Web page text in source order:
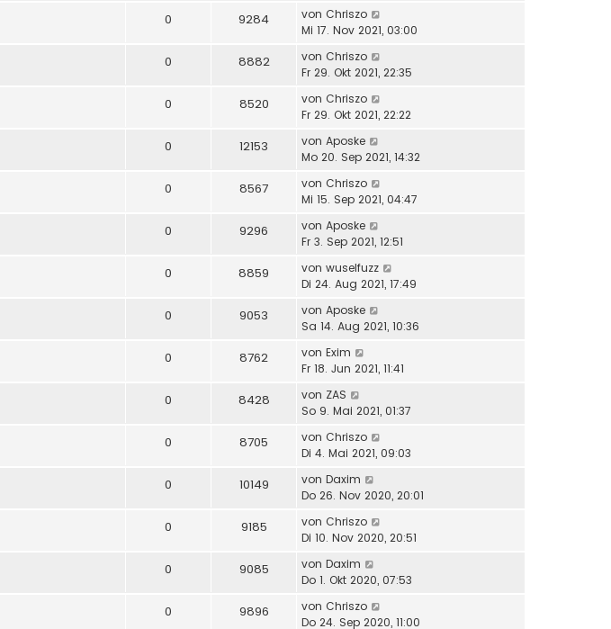
0 9284 von Chriszo
Mi 17. Nov 2021, 03:00
0 8882 von Chriszo
Fr 29. Okt 2021, 22:35
0 8520 von Chriszo
Fr 29. Okt 2021, 22:22
0 12153 von Aposke
Mo 20. Sep 2021, 14:32
0 8567 von Chriszo
Mi 15. Sep 2021, 04:47
0 9296 von Aposke
Fr 3. Sep 2021, 12:51
0 8859 von wuselfuzz
Di 24. Aug 2021, 17:49
0 9053 von Aposke
Sa 14. Aug 2021, 10:36
0 8762 von Exim
Fr 18. Jun 2021, 11:41
0 8428 von ZAS
So 9. Mai 2021, 01:37
0 8705 von Chriszo
Di 4. Mai 2021, 09:03
0 10149 von Daxim
Do 26. Nov 2020, 20:01
0 9185 von Chriszo
Di 10. Nov 2020, 20:51
0 9085 von Daxim
Do 1. Okt 2020, 07:53
0 9896 von Chriszo
Do 24. Sep 2020, 11:00